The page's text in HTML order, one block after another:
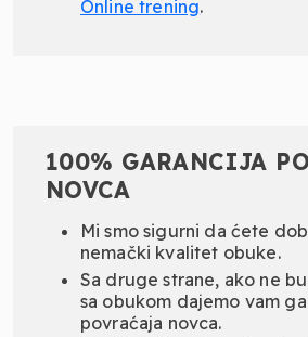
Online trening.
100% GARANCIJA
NOVCA
Mi smo sigurni da ćete
nemački kvalitet obuke.
Sa druge strane, ako ne
sa obukom dajemo vam
povraćaja novca.